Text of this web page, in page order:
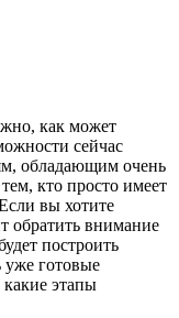
как может
сейчас
обладающим очень
кто просто имеет
вы хотите
обратить внимание
построить
уже готовые
этапы